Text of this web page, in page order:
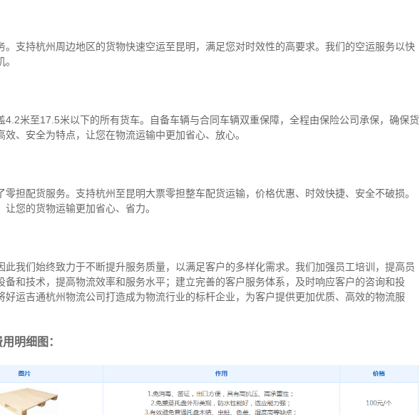
支持杭州周边地区的货物快速空运至昆明，满足您对时效性的高要求。我们的空运服务以快
米至17.5米以下的所有货车。自备车辆与合同车辆双重保障，全程由保险公司承保，确保货
、安全为特点，让您在物流运输中更加省心、放心。
担配货服务。支持杭州至昆明大票零担整车配货运输，价格优惠、时效快捷、安全不破损。
您的货物运输更加省心、省力。
我们始终致力于不断提升服务质量，以满足客户的多样化需求。我们加强员工培训，提高员
和技术，提高物流效率和服务水平；建立完善的客户服务体系，及时响应客户的咨询和投
运吉通杭州物流公司打造成为物流行业的标杆企业，为客户提供更加优质、高效的物流服
明细图：